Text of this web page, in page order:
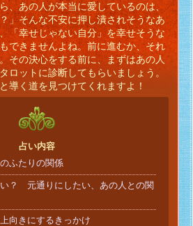
、あの人が本当に愛しているのは、
そんな不安に押し潰されそうなあ
「幸せじゃない自分」を幸せそうな
できませんよね。前に進むか、それ
その決心をする前に、まずはあの人
ロットに診断してもらいましょう。
導く道を見つけてくれますよ！
占い内容
ふたりの関係
？ 元通りにしたい、あの人との関
向きにするきっかけ